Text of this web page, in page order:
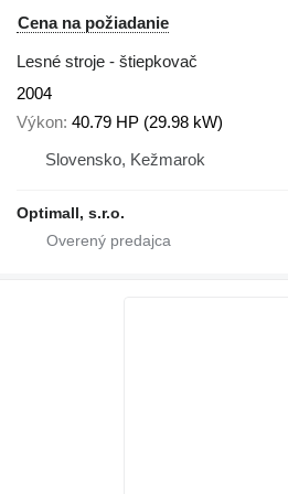
Cena na požiadanie
Lesné stroje - štiepkovač
2004
Výkon 40.79 HP (29.98 kW)
Slovensko, Kežmarok
Optimall, s.r.o.